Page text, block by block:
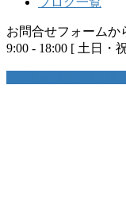
お問合せフォームか
9:00 - 18:00 [ 土日・